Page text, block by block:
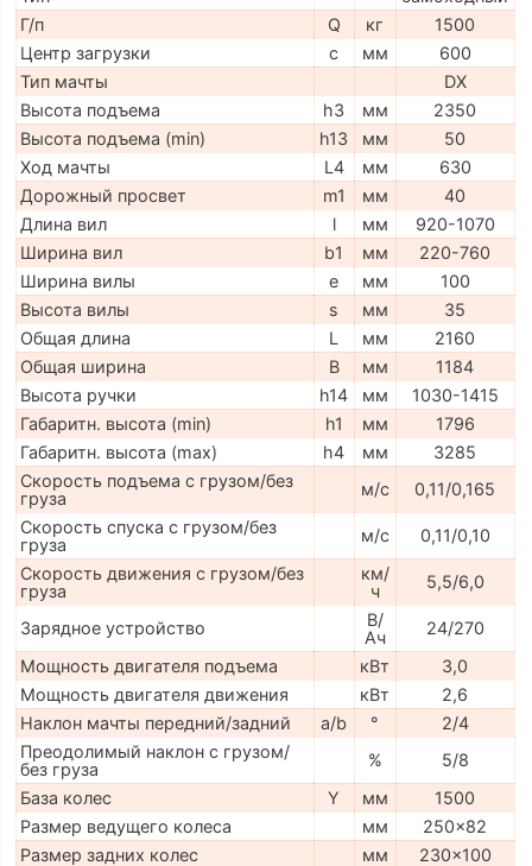
Г/п
Q кг
1500
Центр загрузки
c мм
600
Тип мачты
DX
Высота подъема
h3 мм
2350
Высота подъема (min)
h13 мм
50
Ход мачты
L4 мм
630
Дорожный просвет
m1 мм
40
Длина вил
l мм
920-1070
Ширина вил
b1 мм
220-760
Ширина вилы
e мм
100
Высота вилы
s мм
35
Общая длина
L мм
2160
Общая ширина
B мм
1184
Высота ручки
h14 мм
1030-1415
Габаритн. высота (min)
h1 мм
1796
Габаритн. высота (max)
h4 мм
3285
Скорость подъема с грузом/без
груза
м/с
0,11/0,165
Скорость спуска с грузом/без
груза
м/с
0,11/0,10
Скорость движения с грузом/без
груза
км/
ч
5,5/6,0
Зарядное устройство
В/
Ач
24/270
Мощность двигателя подъема
кВт
3,0
Мощность двигателя движения
кВт
2,6
Наклон мачты передний/задний
a/b °
2/4
Преодолимый наклон с грузом/
без груза
%
5/8
База колес
Y мм
1500
Размер ведущего колеса
мм
250x82
Размер задних колес
мм
230x100